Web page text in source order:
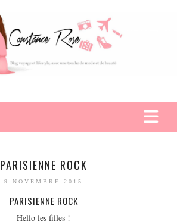
PARISIENNE ROCK
9 NOVEMBRE 2015
PARISIENNE ROCK
Hello les filles !